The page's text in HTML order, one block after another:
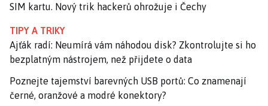
SIM kartu. Nový trik hackerů ohrožuje i Čechy
TIPY A TRIKY
Ajťák radí: Neumírá vám náhodou disk? Zkontrolujte si ho
bezplatným nástrojem, než přijdete o data
Poznejte tajemství barevných USB portů: Co znamenají
černé, oranžové a modré konektory?